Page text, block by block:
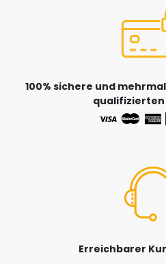
100% sichere und
qualifizierten
Erreichbarer